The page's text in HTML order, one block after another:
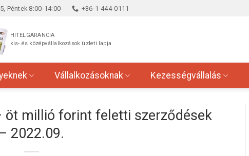
Péntek 8:00-14:00 +36-1-444-0111
HITELGARANCIA
kis- és középvállalkozások üzleti lapja
Vállalkozásoknak Kezességvállalás
öt millió forint feletti szerződések
– 2022.09.